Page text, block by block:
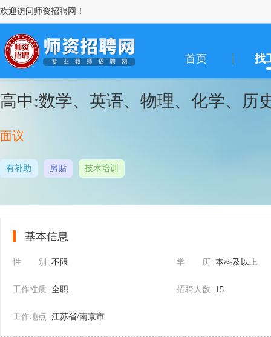
欢迎访问师资招聘网！
首页 找
高中:数学、英语、物理、化学、历
面议
有补助 房贴 技术培训
基本信息
性 别 不限 学 历 本科及以上
工作性质 全职 招聘人数 15
工作地点 江苏省/南京市